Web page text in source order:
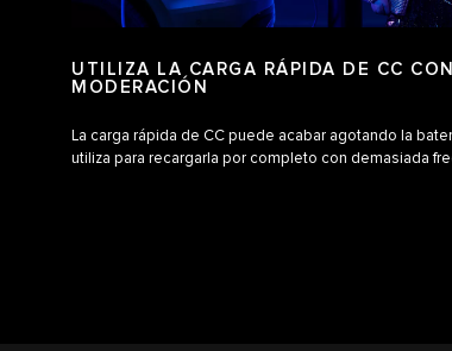
UTILIZA LA CARGA RÁPIDA DE CC CON
MODERACIÓN
La carga rápida de CC puede acabar agotando la
utiliza para recargarla por completo con demasiada